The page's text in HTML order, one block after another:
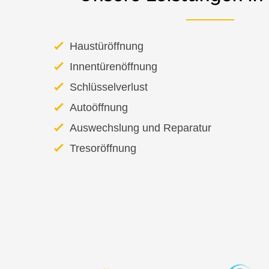
Haustüröffnung
Innentürenöffnung
Schlüsselverlust
Autoöffnung
Auswechslung und Reparatur
Tresoröffnung